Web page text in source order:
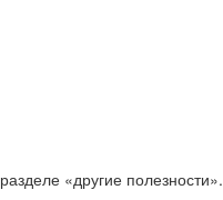
«другие полезности».